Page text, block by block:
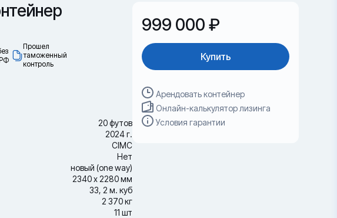
Прошел
таможенный
контроль
20 футов
2024 г.
CIMC
Нет
новый (one way)
2340 х 2280 мм
33, 2 м. куб
2 370 кг
11 шт
999 000 ₽
Купить
Арендовать контейнер
Онлайн-калькулятор лизинга
Условия гарантии